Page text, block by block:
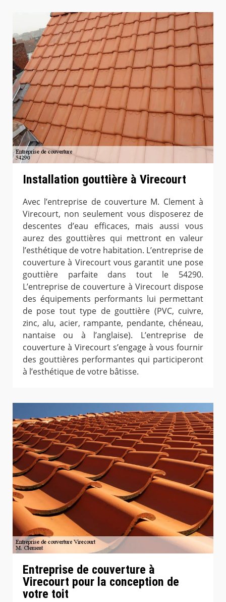
Installation gouttière à Virecourt
Avec l’entreprise de couverture M. Clement à
Virecourt, non seulement vous disposerez de
descentes d’eau efficaces, mais aussi vous
aurez des gouttières qui mettront en valeur
l’esthétique de votre habitation. L’entreprise de
couverture à Virecourt vous garantit une pose
gouttière parfaite dans tout le 54290.
L’entreprise de couverture à Virecourt dispose
des équipements performants lui permettant
de pose tout type de gouttière (PVC, cuivre,
zinc, alu, acier, rampante, pendante, chéneau,
nantaise ou à l’anglaise). L’entreprise de
couverture à Virecourt s’engage à vous fournir
des gouttières performantes qui participeront
à l’esthétique de votre bâtisse.
Entreprise de couverture à
Virecourt pour la conception de
votre toit